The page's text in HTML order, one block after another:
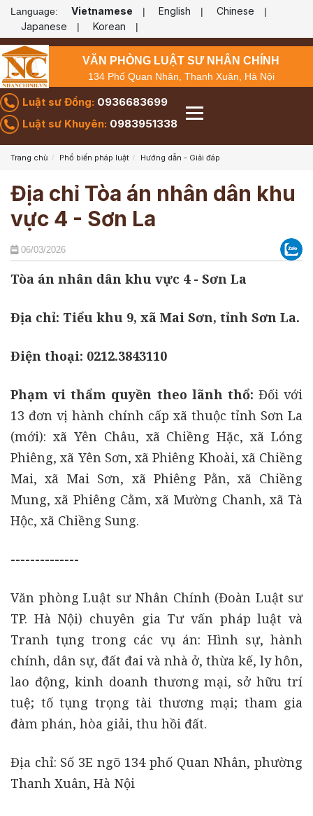
Language: Vietnamese | English | Chinese |
Japanese | Korean |
VĂN PHÒNG LUẬT SƯ NHÂN CHÍNH
134 Phố Quan Nhân, Thanh Xuân, Hà Nội
Luật sư Đồng: 0936683699
Luật sư Khuyên: 0983951338
Trang chủ Phổ biến pháp luật Hướng dẫn - Giải đáp
Địa chỉ Tòa án nhân dân khu
vực 4 - Sơn La
06/03/2026
Tòa án nhân dân khu vực 4 - Sơn La
Địa chỉ: Tiểu khu 9, xã Mai Sơn, tỉnh Sơn La.
Điện thoại: 0212.3843110
Phạm vi thẩm quyền theo lãnh thổ: Đối với
13 đơn vị hành chính cấp xã thuộc tỉnh Sơn La
(mới): xã Yên Châu, xã Chiềng Hặc, xã Lóng
Phiêng, xã Yên Sơn, xã Phiêng Khoài, xã Chiềng
Mai, xã Mai Sơn, xã Phiêng Pằn, xã Chiềng
Mung, xã Phiêng Cằm, xã Mường Chanh, xã Tà
Hộc, xã Chiềng Sung.
--------------
Văn phòng Luật sư Nhân Chính (Đoàn Luật sư
TP. Hà Nội) chuyên gia Tư vấn pháp luật và
Tranh tụng trong các vụ án: Hình sự, hành
chính, dân sự, đất đai và nhà ở, thừa kế, ly hôn,
lao động, kinh doanh thương mại, sở hữu trí
tuệ; tố tụng trọng tài thương mại; tham gia
đàm phán, hòa giải, thu hồi đất.
Địa chỉ: Số 3E ngõ 134 phố Quan Nhân, phường
Thanh Xuân, Hà Nội